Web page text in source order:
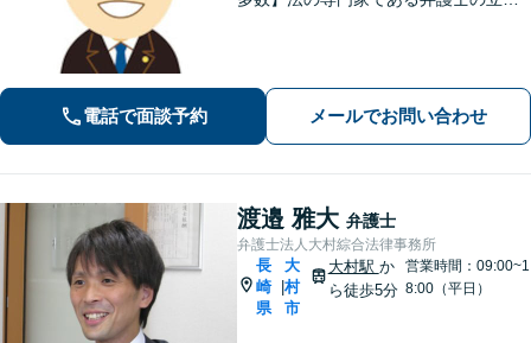
電話で面談予約 メールでお問い合わせ
渡邉 雅大 弁護士
弁護士法人大村綜合法律事務所
長
崎
県
大
村
市
大村駅 か
ら徒歩5分
営業時間：09:00~1
8:00（平日）